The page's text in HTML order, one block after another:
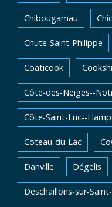
Chibougamau
Chute-Saint-Philippe
Coaticook
Côte-des-Neiges--
Côte-Saint-Luc--
Coteau-du-Lac
Danville Dégelis
Deschaillons-sur-